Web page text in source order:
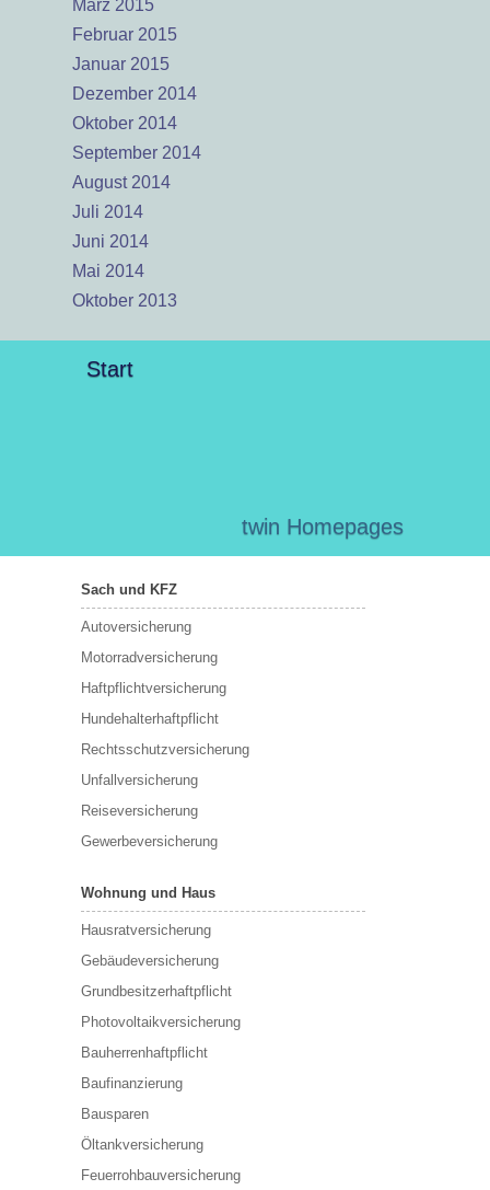
März 2015
Februar 2015
Januar 2015
Dezember 2014
Oktober 2014
September 2014
August 2014
Juli 2014
Juni 2014
Mai 2014
Oktober 2013
Start
twin Homepages
Sach und KFZ
Autoversicherung
Motorradversicherung
Haftpflichtversicherung
Hundehalterhaftpflicht
Rechtsschutzversicherung
Unfallversicherung
Reiseversicherung
Gewerbeversicherung
Wohnung und Haus
Hausratversicherung
Gebäudeversicherung
Grundbesitzerhaftpflicht
Photovoltaikversicherung
Bauherrenhaftpflicht
Baufinanzierung
Bausparen
Öltankversicherung
Feuerrohbauversicherung